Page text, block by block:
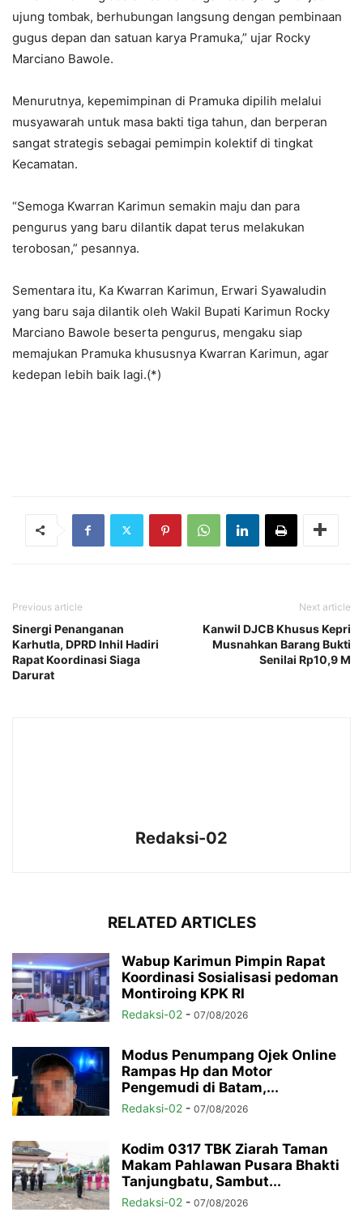
ujung tombak, berhubungan langsung dengan pembinaan
gugus depan dan satuan karya Pramuka,” ujar Rocky
Marciano Bawole.
Menurutnya, kepemimpinan di Pramuka dipilih melalui
musyawarah untuk masa bakti tiga tahun, dan berperan
sangat strategis sebagai pemimpin kolektif di tingkat
Kecamatan.
“Semoga Kwarran Karimun semakin maju dan para
pengurus yang baru dilantik dapat terus melakukan
terobosan,” pesannya.
Sementara itu, Ka Kwarran Karimun, Erwari Syawaludin
yang baru saja dilantik oleh Wakil Bupati Karimun Rocky
Marciano Bawole beserta pengurus, mengaku siap
memajukan Pramuka khususnya Kwarran Karimun, agar
kedepan lebih baik lagi.(*)
Previous article
Sinergi Penanganan
Karhutla, DPRD Inhil Hadiri
Rapat Koordinasi Siaga
Darurat
Next article
Kanwil DJCB Khusus Kepri
Musnahkan Barang Bukti
Senilai Rp10,9 M
Redaksi-02
RELATED ARTICLES
Wabup Karimun Pimpin Rapat
Koordinasi Sosialisasi pedoman
Montiroing KPK RI
Redaksi-02 - 07/08/2026
Modus Penumpang Ojek Online
Rampas Hp dan Motor
Pengemudi di Batam,...
Redaksi-02 - 07/08/2026
Kodim 0317 TBK Ziarah Taman
Makam Pahlawan Pusara Bhakti
Tanjungbatu, Sambut...
Redaksi-02 - 07/08/2026